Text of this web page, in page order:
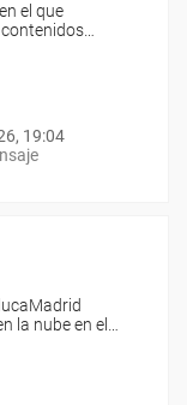
el que
19:04
la nube en el…